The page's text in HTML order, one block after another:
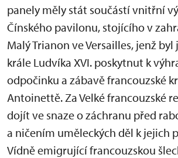
panely měly stát součástí vnitřní
Čínského pavilonu, stojícího v
Malý Trianon ve Versailles, jenž
krále Ludvíka XVI. poskytnut k
odpočinku a zábavě francouzské
Antoinettě. Za Velké francouzské
dojít ve snaze o záchranu před
a ničením uměleckých děl k jejich
Vídně emigrující francouzskou